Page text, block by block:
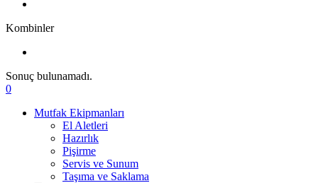
Kombinler
Sonuç bulunamadı.
0
Mutfak Ekipmanları
El Aletleri
Hazırlık
Pişirme
Servis ve Sunum
Taşıma ve Saklama